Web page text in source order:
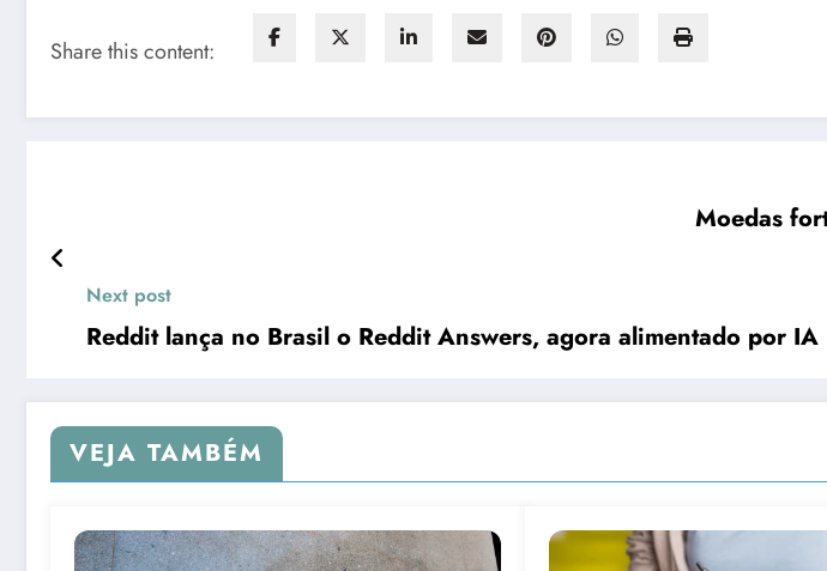
Share this content:
Moedas
Next post
Reddit lança no Brasil o Reddit Answers, agora alimentado por IA
VEJA TAMBÉM